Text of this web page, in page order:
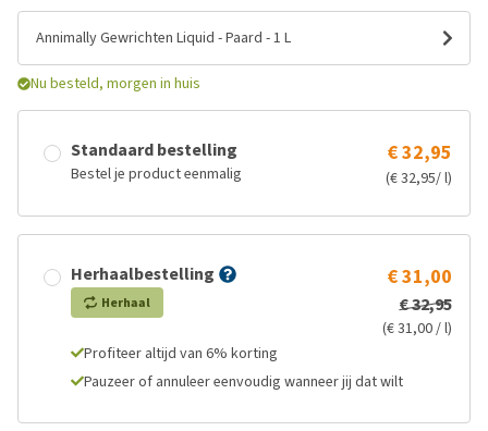
Annimally Gewrichten Liquid - Paard - 1 L
Nu besteld, morgen in huis
Standaard bestelling
Bestel je product eenmalig
€ 32,95
(€ 32,95/ l)
Herhaalbestelling
Herhaal
€ 31,00
€ 32,95
(€ 31,00 / l)
Profiteer altijd van 6% korting
Pauzeer of annuleer eenvoudig wanneer jij dat wilt